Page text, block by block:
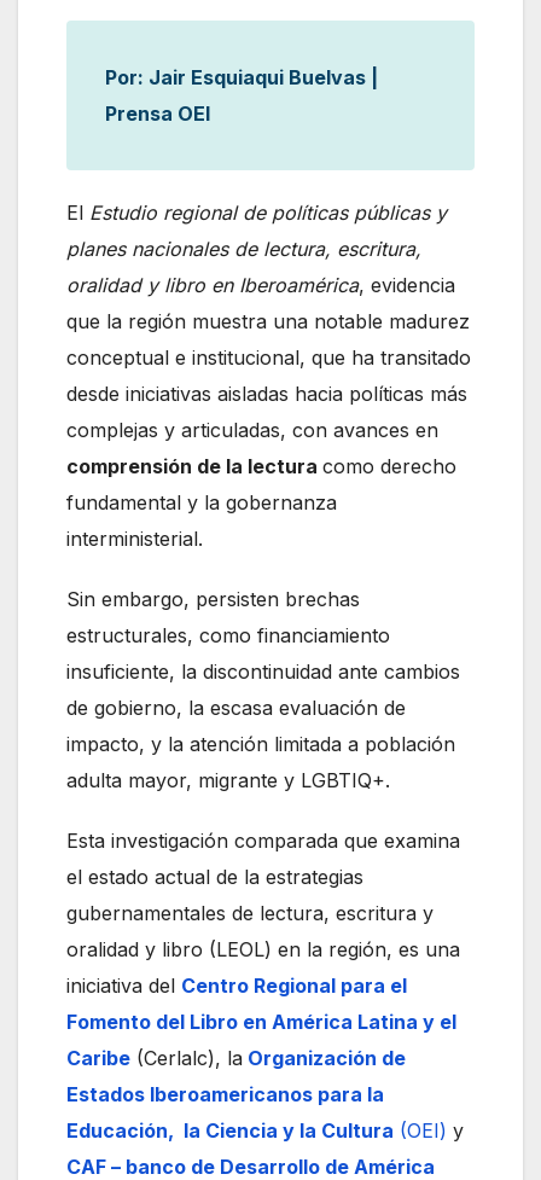
Por: Jair Esquiaqui Buelvas |
Prensa OEI
El Estudio regional de políticas públicas y
planes nacionales de lectura, escritura,
oralidad y libro en Iberoamérica, evidencia
que la región muestra una notable madurez
conceptual e institucional, que ha transitado
desde iniciativas aisladas hacia políticas más
complejas y articuladas, con avances en
comprensión de la lectura como derecho
fundamental y la gobernanza
interministerial.
Sin embargo, persisten brechas
estructurales, como financiamiento
insuficiente, la discontinuidad ante cambios
de gobierno, la escasa evaluación de
impacto, y la atención limitada a población
adulta mayor, migrante y LGBTIQ+.
Esta investigación comparada que examina
el estado actual de la estrategias
gubernamentales de lectura, escritura y
oralidad y libro (LEOL) en la región, es una
iniciativa del Centro Regional para el
Fomento del Libro en América Latina y el
Caribe (Cerlalc), la Organización de
Estados Iberoamericanos para la
Educación, la Ciencia y la Cultura (OEI) y
CAF – banco de Desarrollo de América